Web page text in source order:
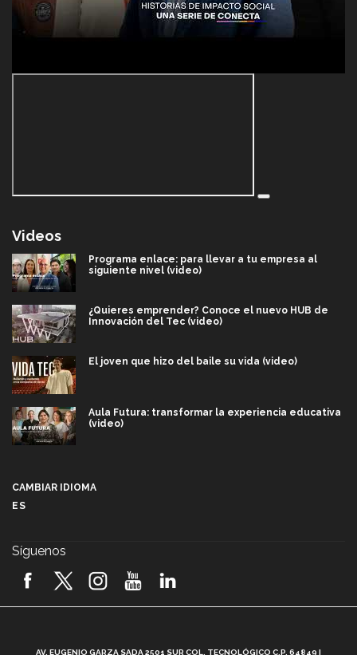
Videos
Programa enlace: para llevar a tu empresa al
siguiente nivel (video)
¿Quieres emprender? Conoce el nuevo HUB de
Innovación del Tec (video)
El joven que hizo del baile su vida (video)
Aula Futura: transformar la experiencia educativa
(video)
2026! (video)
CAMBIAR IDIOMA
ES
Síguenos
AV. EUGENIO GARZA SADA 2501 SUR COL. TECNOLÓGICO C.P. 64849 |